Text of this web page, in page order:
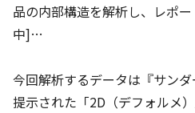
品の内部構造を解析し、レポ
中]…
今回解析するデータは『サン
提示された「2D（デフォルメ